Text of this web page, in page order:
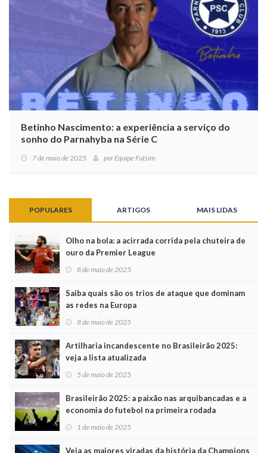
Betinho Nascimento: a experiência a serviço do
sonho do Parnahyba na Série C
7 de maio de 2025 por Equipe Futsim
POPULARES ARTIGOS MAIS LIDAS
Olho na bola: a acirrada corrida pela chuteira de
ouro da Premier League
8 de maio de 2025
Saiba quais são os trios de ataque que dominam
as redes na Europa
8 de maio de 2025
Artilharia incandescente no Brasileirão 2025:
veja a lista atualizada
5 de maio de 2025
Brasileirão 2025: a paixão nas arquibancadas e a
economia do futebol na primeira rodada
1 de maio de 2025
Veja as maiores viradas da história da Champions